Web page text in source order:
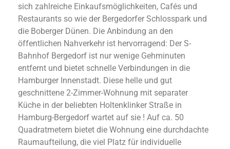
sich zahlreiche Einkaufsmöglichkeiten, Cafés und
Restaurants so wie der Bergedorfer Schlosspark und
die Boberger Dünen. Die Anbindung an den
öffentlichen Nahverkehr ist hervorragend: Der S-
Bahnhof Bergedorf ist nur wenige Gehminuten
entfernt und bietet schnelle Verbindungen in die
Hamburger Innenstadt. Diese helle und gut
geschnittene 2-Zimmer-Wohnung mit separater
Küche in der beliebten Holtenklinker Straße in
Hamburg-Bergedorf wartet auf sie ! Auf ca. 50
Quadratmetern bietet die Wohnung eine durchdachte
Raumaufteilung, die viel Platz für individuelle